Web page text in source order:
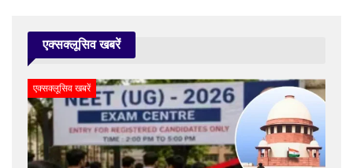
एक्सक्लूसिव खबरें
एक्सक्लूसिव खबरें